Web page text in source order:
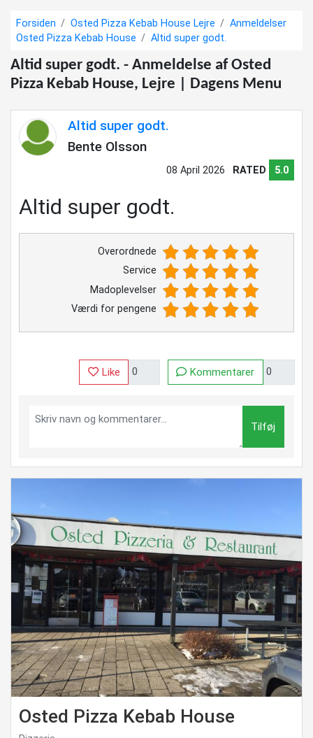
Forsiden Osted Pizza Kebab House Lejre
Anmeldelser
Osted Pizza Kebab House
Altid super godt.
Altid super godt. - Anmeldelse af Osted
Pizza Kebab House, Lejre | Dagens Menu
Altid super godt.
Bente Olsson
08 April 2026 RATED 5.0
Altid super godt.
Overordnede
Service
Madoplevelser
Værdi for pengene
Like Kommentarer
Tilføj
Osted Pizza Kebab House